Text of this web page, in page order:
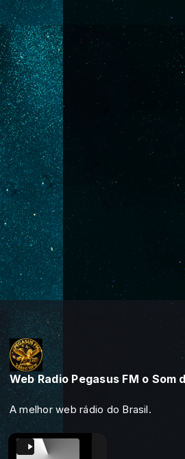
Web Radio Pegasus FM o Som
A melhor web rádio do Brasil.